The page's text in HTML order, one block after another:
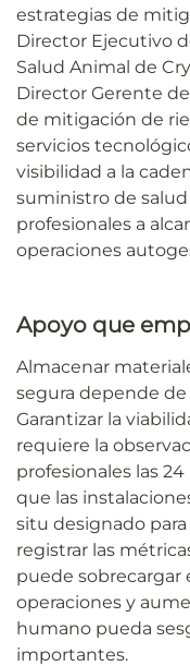
estrategias de
Director Ejecutivo
Salud Animal de
Director Gerente
de mitigación de
servicios
visibilidad a la
suministro de salud
profesionales a
operaciones
Apoyo que
Almacenar
segura depende
Garantizar la
requiere la
profesionales las
que las
situ designado
registrar las
puede
operaciones y
humano pueda
importantes.